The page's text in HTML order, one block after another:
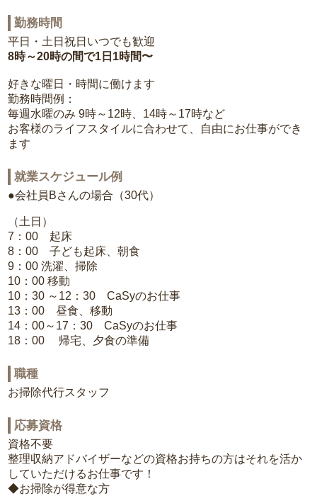
勤務時間
平日・土日祝日いつでも歓迎
8時～20時の間で1日1時間〜
好きな曜日・時間に働けます
勤務時間例：
毎週水曜のみ 9時～12時、14時～17時など
お客様のライフスタイルに合わせて、自由にお仕事ができ
ます
就業スケジュール例
●会社員Bさんの場合（30代）
（土日）
7：00 起床
8：00 子ども起床、朝食
9：00 洗濯、掃除
10：00 移動
10：30 ～12：30 CaSyのお仕事
13：00 昼食、移動
14：00～17：30 CaSyのお仕事
18：00 帰宅、夕食の準備
職種
お掃除代行スタッフ
応募資格
資格不要
整理収納アドバイザーなどの資格お持ちの方はそれを活か
していただけるお仕事です！
◆お掃除が得意な方